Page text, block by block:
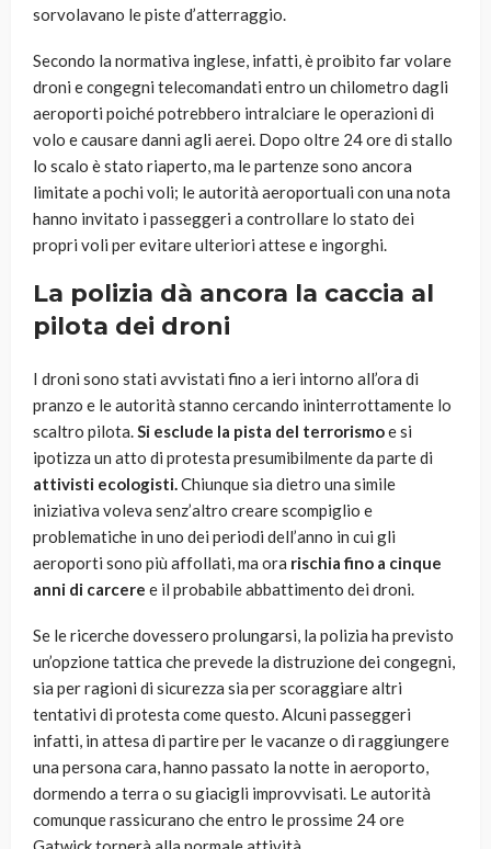
sorvolavano le piste d’atterraggio.
Secondo la normativa inglese, infatti, è proibito far volare
droni e congegni telecomandati entro un chilometro dagli
aeroporti poiché potrebbero intralciare le operazioni di
volo e causare danni agli aerei. Dopo oltre 24 ore di stallo
lo scalo è stato riaperto, ma le partenze sono ancora
limitate a pochi voli; le autorità aeroportuali con una nota
hanno invitato i passeggeri a controllare lo stato dei
propri voli per evitare ulteriori attese e ingorghi.
La polizia dà ancora la caccia al
pilota dei droni
I droni sono stati avvistati fino a ieri intorno all’ora di
pranzo e le autorità stanno cercando ininterrottamente lo
scaltro pilota.Si esclude la pista del terrorismoe si
ipotizza un atto di protesta presumibilmente da parte di
attivisti ecologisti.Chiunque sia dietro una simile
iniziativa voleva senz’altro creare scompiglio e
problematiche in uno dei periodi dell’anno in cui gli
aeroporti sono più affollati, ma ora rischia fino a cinque
anni di carcere e il probabile abbattimento dei droni.
Se le ricerche dovessero prolungarsi, la polizia ha previsto
un’opzione tattica che prevede la distruzione dei congegni,
sia per ragioni di sicurezza sia per scoraggiare altri
tentativi di protesta come questo. Alcuni passeggeri
infatti, in attesa di partire per le vacanze o di raggiungere
una persona cara, hanno passato la notte in aeroporto,
dormendo a terra o su giacigli improvvisati. Le autorità
comunque rassicurano che entro le prossime 24 ore